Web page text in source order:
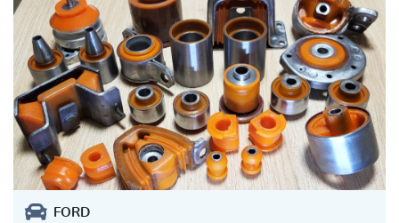
FORD